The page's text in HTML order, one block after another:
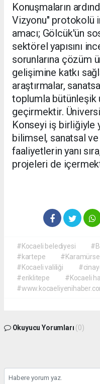
Konuşmaların
Vizyonu" protokolü
amacı; Gölcük'ün
sektörel yapısını
sorunlarına çözüm
gelişimine katkı
araştırmalar,
toplumla bütünleşik
geçirmektir.
Konseyi iş birliğiyle
bilimsel, sanatsal
faaliyetlerin yanı
projeleri de
#Kocaeli belediyesi
#kartepe
#Karamürsel
#Kocaeli valiliği
#eriklitepe
#Kocaeli
Okuyucu Yorumları (0)